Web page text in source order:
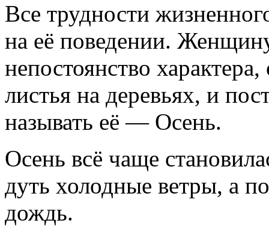
Все трудности
на её поведении.
непостоянство
листья на деревьях, и
называть её — Осень.
Осень всё чаще
дуть холодные ветры, а
дождь.